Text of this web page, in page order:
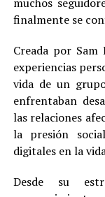
finalmente se
Creada por
experiencias
vida de un
enfrentaban
las relaciones
la presión
digitales en la
Desde su